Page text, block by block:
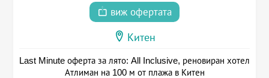
виж офертата
Китен
Last Minute оферта за лято: All Inclusive, реновиран хотел
Атлиман на 100 м от плажа в Китен